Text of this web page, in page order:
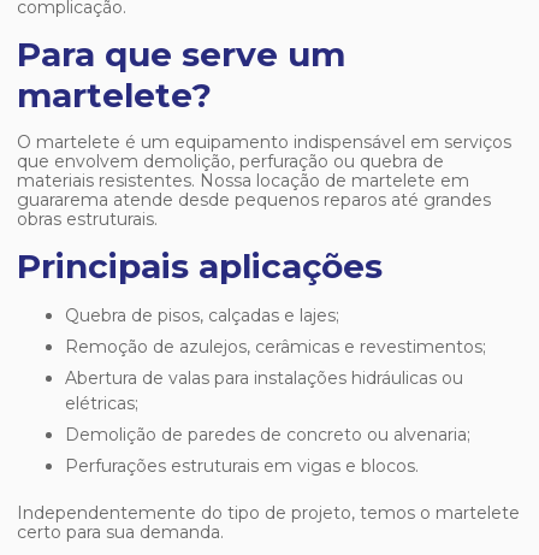
complicação.
Para que serve um
martelete?
O martelete é um equipamento indispensável em serviços
que envolvem demolição, perfuração ou quebra de
materiais resistentes. Nossa locação de martelete em
guararema atende desde pequenos reparos até grandes
obras estruturais.
Principais aplicações
Quebra de pisos, calçadas e lajes;
Remoção de azulejos, cerâmicas e revestimentos;
Abertura de valas para instalações hidráulicas ou
elétricas;
Demolição de paredes de concreto ou alvenaria;
Perfurações estruturais em vigas e blocos.
Independentemente do tipo de projeto, temos o martelete
certo para sua demanda.